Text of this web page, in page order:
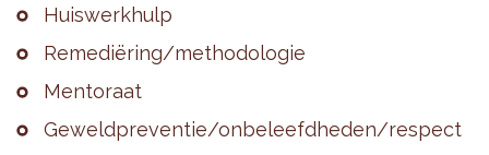
Huis­werk­hulp
Re­me­diëring/me­tho­do­lo­gie
Men­to­raat
Ge­weld­pre­ven­tie/on­be­leefd­he­den/res­pect